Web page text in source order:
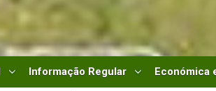
Informação Regular Económica